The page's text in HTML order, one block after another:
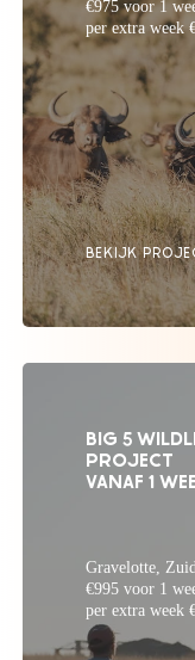
€975 voor 1
per extra week
BEKIJK
BIG 5
PROJECT
VANAF 1
Gravelotte,
€995 voor 1
per extra week